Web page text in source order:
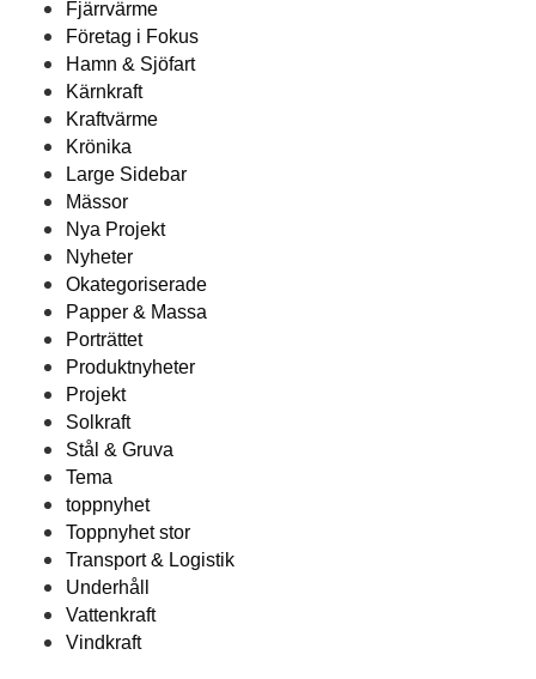
Fjärrvärme
Företag i Fokus
Hamn & Sjöfart
Kärnkraft
Kraftvärme
Krönika
Large Sidebar
Mässor
Nya Projekt
Nyheter
Okategoriserade
Papper & Massa
Porträttet
Produktnyheter
Projekt
Solkraft
Stål & Gruva
Tema
toppnyhet
Toppnyhet stor
Transport & Logistik
Underhåll
Vattenkraft
Vindkraft